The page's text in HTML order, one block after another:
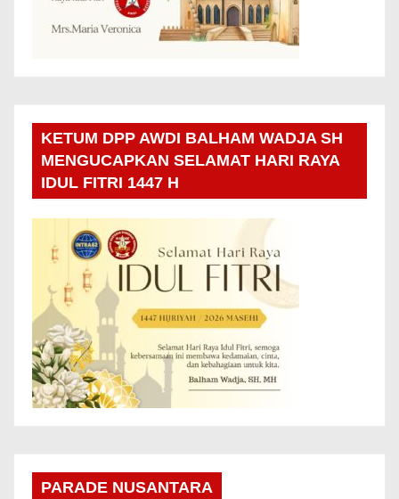
KETUM DPP AWDI BALHAM WADJA SH
MENGUCAPKAN SELAMAT HARI RAYA
IDUL FITRI 1447 H
PARADE NUSANTARA